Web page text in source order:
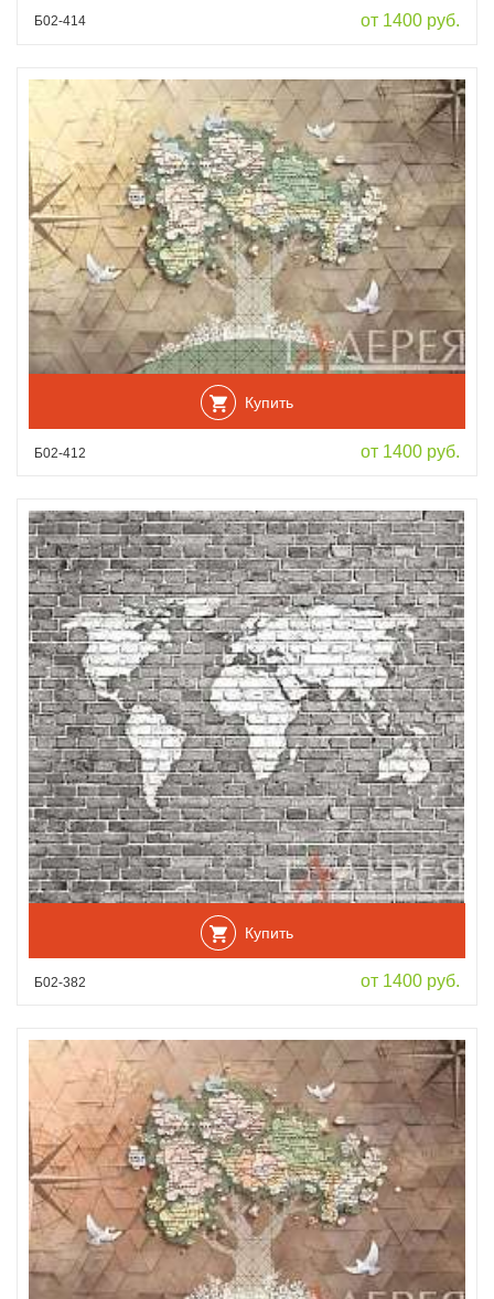
Б02-414 от 1400 руб.
Купить
Б02-412 от 1400 руб.
Купить
Б02-382 от 1400 руб.